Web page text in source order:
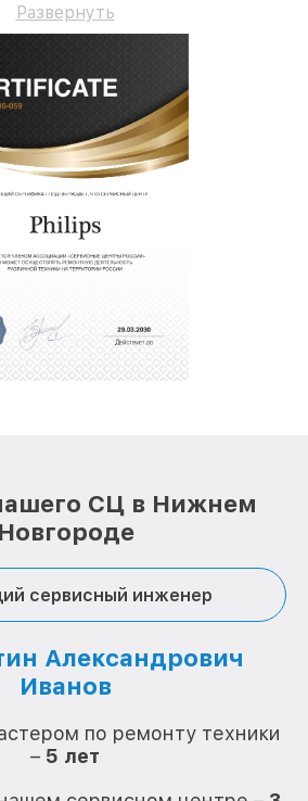
Развернуть
СЦ в Нижнем
Новгороде
сервисный инженер
Александрович
Иванов
по ремонту техники
– 5 лет